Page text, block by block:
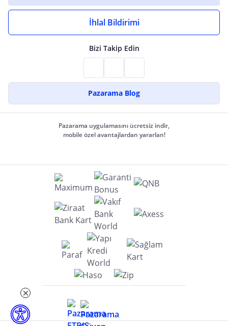
İhlal Bildirimi
Bizi Takip Edin
Pazarama Blog
Pazarama uygulamasını ücretsiz indir,
mobile özel avantajlardan yararlan!